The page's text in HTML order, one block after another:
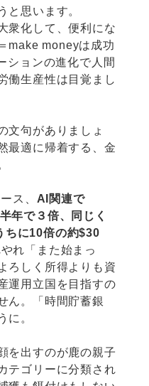
と思います。
衆化して、便利にな
make moneyは成功
ションの進化で人間
働生産性は目覚まし
文句がありましょ
最適に帰着する、金
ス、 AI関連で
年で３倍、同じく
ちに10倍の約$30
れ「また始まっ
ろしく所得よりも資
運用立国を目指すの
ん。「時間貯蓄銀
に。
を出すのが鹿の親子
テゴリーに分類され